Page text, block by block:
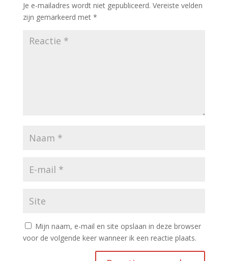
Je e-mailadres wordt niet gepubliceerd. Vereiste velden
zijn gemarkeerd met *
Mijn naam, e-mail en site opslaan in deze browser
voor de volgende keer wanneer ik een reactie plaats.